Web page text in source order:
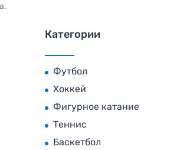
Категории
Футбол
Хоккей
Фигурное катание
Теннис
Баскетбол